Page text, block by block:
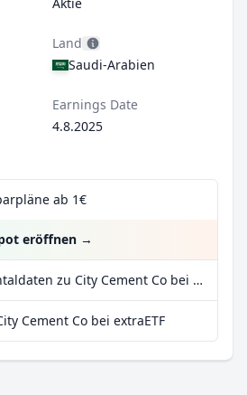
Land
Saudi-Arabien
Earnings Date
4.8.2025
ab 1€
eröffnen →
Mehr Fundamentaldaten zu City Cement Co bei Parqet
Cement Co bei extraETF